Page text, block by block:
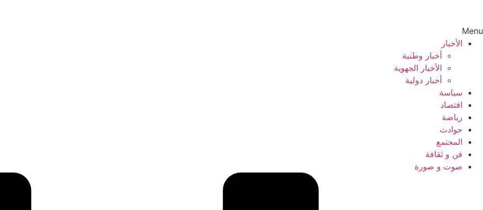
Menu
الأخبار
أخبار وطنية
الأخبار الجهوية
أخبار دولية
سياسة
اقتصاد
رياضة
حوادث
المجتمع
فن و ثقافة
صوت و صورة